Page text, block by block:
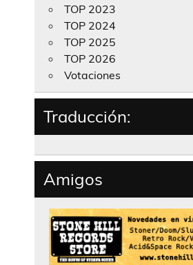
TOP 2023
TOP 2024
TOP 2025
TOP 2026
Votaciones
Traducción:
Amigos